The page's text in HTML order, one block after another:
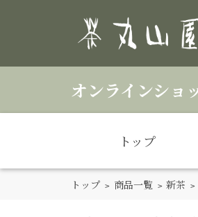
トップ
オンラインショ
トップ > 商品一覧 > 新茶